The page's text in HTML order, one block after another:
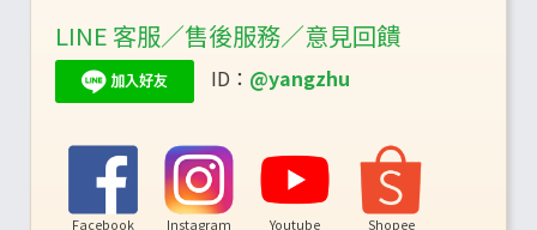
LINE 客服／售後服務／意見回饋
ID： @yangzhu
Facebook Instagram Youtube Shopee